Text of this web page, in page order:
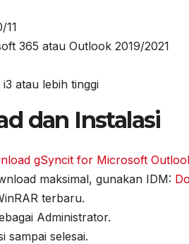
11
365 atau Outlook 2019/2021
atau lebih tinggi
dan Instalasi
gSyncit for Microsoft
maksimal, gunakan IDM:
terbaru.
Administrator.
sampai selesai.